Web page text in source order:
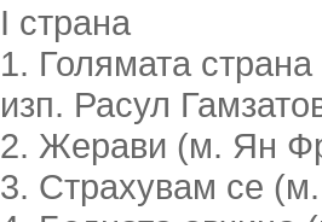
I страна
1. Голямата
изп. Расул
2. Жерави (м. Ян
3. Страхувам се